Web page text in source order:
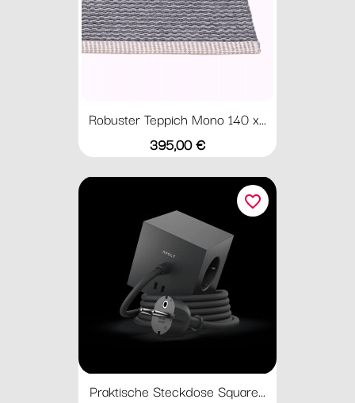
Robuster Teppich Mono 140 x...
Preis
395,00 €
Praktische Steckdose Square...
favorite_border